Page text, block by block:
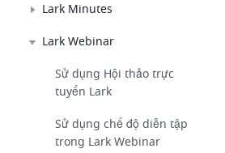
Lark Minutes
Lark Webinar
Sử dụng Hội thảo trực
tuyến Lark
Sử dụng chế độ diễn tập
trong Lark Webinar